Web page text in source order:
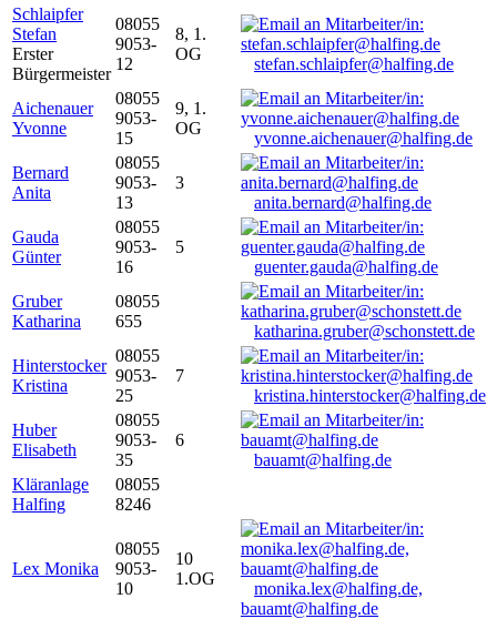
Schlaipfer
Stefan
Erster
Bürgermeister
08055
9053-
12
8, 1.
OG
stefan.schlaipfer@halfing.de
Aichenauer
Yvonne
08055
9053-
15
9, 1.
OG
yvonne.aichenauer@halfing.de
Bernard
Anita
08055
9053-
13
3
anita.bernard@halfing.de
Gauda
Günter
08055
9053-
16
5
guenter.gauda@halfing.de
Gruber
Katharina
08055
655
katharina.gruber@schonstett.de
Hinterstocker
Kristina
08055
9053-
25
7
kristina.hinterstocker@halfing.de
Huber
Elisabeth
08055
9053-
35
6
bauamt@halfing.de
Kläranlage
Halfing
08055
8246
Lex Monika
08055
9053-
10
10
1.OG
monika.lex@halfing.de,
bauamt@halfing.de